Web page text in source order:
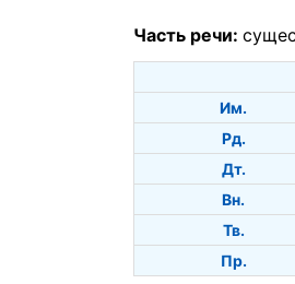
Часть речи:
Им.
Рд.
Дт.
Вн.
Тв.
Пр.